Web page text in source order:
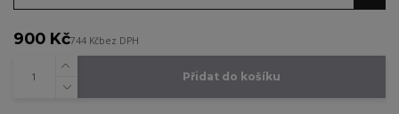
900 Kč744 Kčbez DPH
Přidat do košíku